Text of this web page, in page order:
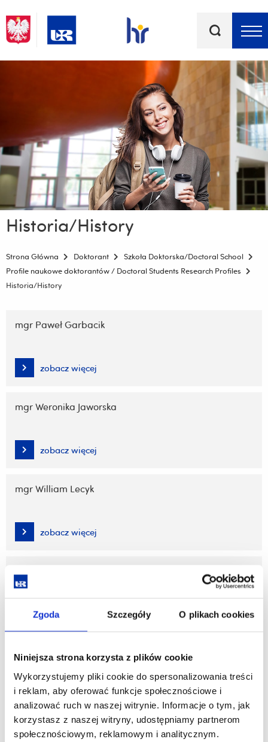
Zgoda Szczegóły O plikach cookies
Niniejsza strona korzysta z plików cookie
Wykorzystujemy pliki cookie do spersonalizowania treści
i reklam, aby oferować funkcje społecznościowe i
analizować ruch w naszej witrynie. Informacje o tym, jak
korzystasz z naszej witryny, udostępniamy partnerom
społecznościowym, reklamowym i analitycznym.
kluczowe
Historia/History
Strona Główna Doktorant
Szkoła Doktorska/Doctoral School
Profile naukowe doktorantów / Doctoral Students Research Profiles
Historia/History
nawigację
treści
mgr Paweł Garbacik
zobacz więcej
mgr Weronika Jaworska
zobacz więcej
mgr William Lecyk
zobacz więcej
zobacz więcej
mgr Łukasz Podolak
zobacz więcej